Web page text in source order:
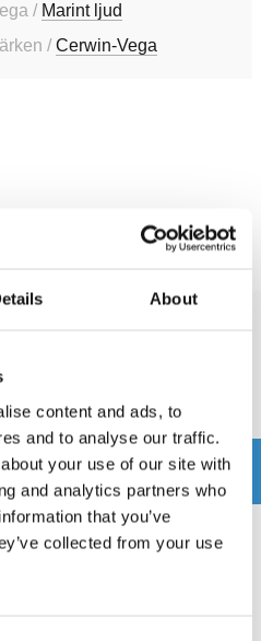
About
content and ads, to
and to analyse our traffic.
your use of our site with
and analytics partners who
that you’ve
collected from your use
/ Marint ljud
/Cerwin-Vega
inga recensioner